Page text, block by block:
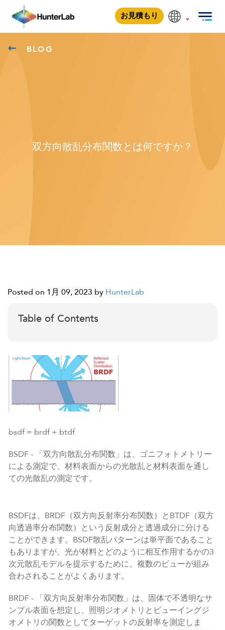
お見積もり
BLOG
双方向散乱分布関数とは何ですか？
Posted on 1月 09, 2023 by HunterLab
Table of Contents
bsdf = brdf + btdf
BSDF - 「双方向散乱分布関数」は、ゴニフォトメトリー
による測定で、材料表面からの光散乱と材料表面を通し
ての光散乱の測定です。
BSDFは、BRDF（双方向反射率分布関数）とBTDF（双方
向透過率分布関数）という反射成分と透過成分に分ける
ことができます。BSDF散乱パターンは単平面であること
もありますが、光が材料とどのように相互作用するかの3
次元散乱モデルを提示するために、複数のビューが組み
合わされることがよくあります。
BRDF - 「双方向反射率分布関数」は、固体で不透明なサ
ンプル表面を想定し、照明ジオメトリとビューイングジ
オメトリの関数としてターゲットの反射率を測定しま